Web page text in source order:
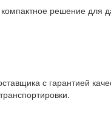
решение
с гарантией